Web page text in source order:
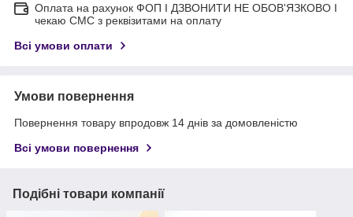
Оплата на рахунок ФОП I ДЗВОНИТИ НЕ ОБОВ'ЯЗКОВО I
чекаю СМС з реквізитами на оплату
Всі умови оплати
Умови повернення
Повернення товару впродовж 14 днів за домовленістю
Всі умови повернення
Подібні товари компанії